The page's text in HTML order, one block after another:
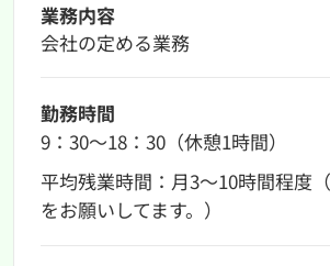
業務内容
会社の定める業務
勤務時間
9：30〜18：30（休憩1時間）
平均残業時間：月3〜10時間程度
をお願いしてます。）